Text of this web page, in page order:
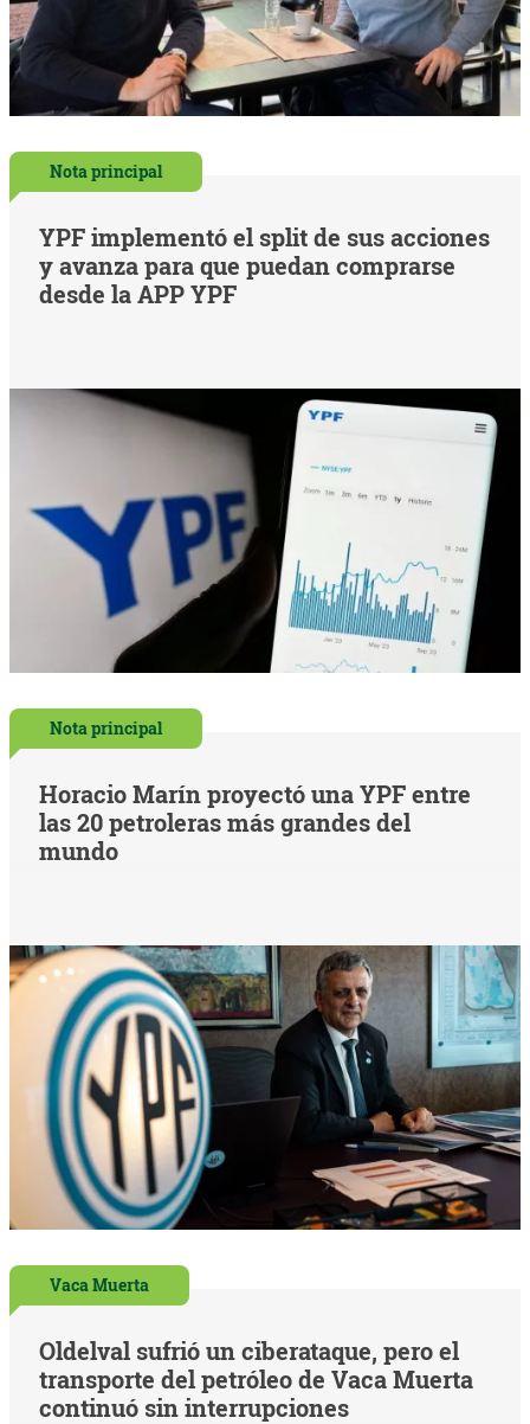
Nota principal
YPF implementó el split de sus acciones
y avanza para que puedan comprarse
desde la APP YPF
Nota principal
Horacio Marín proyectó una YPF entre
las 20 petroleras más grandes del
mundo
Vaca Muerta
Oldelval sufrió un ciberataque, pero el
transporte del petróleo de Vaca Muerta
continuó sin interrupciones